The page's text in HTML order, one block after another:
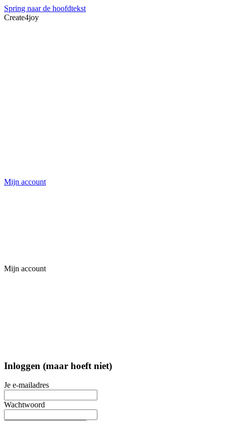
Spring naar de hoofdtekst
Create4joy
Mijn account
Mijn account
Inloggen (maar hoeft niet)
Je e-mailadres
Wachtwoord